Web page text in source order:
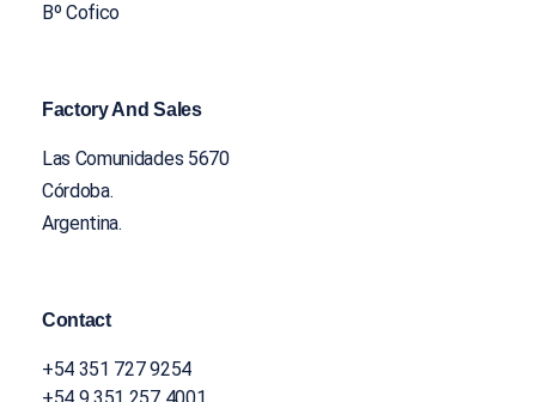
Bº Cofico
Factory And Sales
Las Comunidades 5670
Córdoba.
Argentina.
Contact
+54 351 727 9254